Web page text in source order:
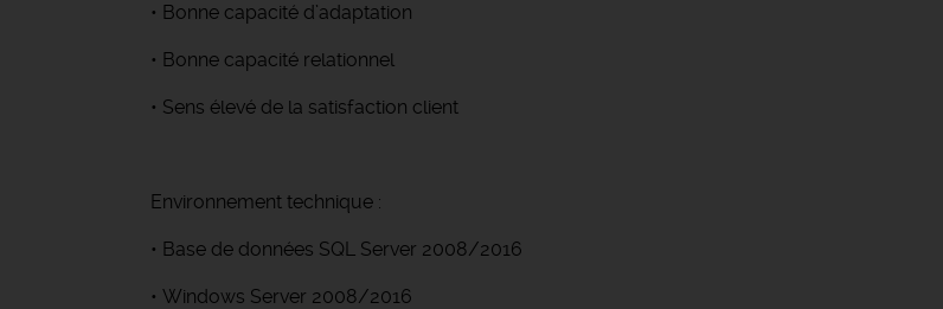
• Bonne capacité d’adaptation
• Bonne capacité relationnel
• Sens élevé de la satisfaction client
Environnement technique :
• Base de données SQL Server 2008/2016
• Windows Server 2008/2016